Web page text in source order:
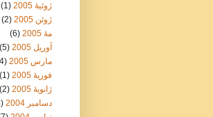
ژوئیهٔ 2005
(1)
ژوئن 2005
(2)
مهٔ 2005
(6)
آوریل 2005
(5)
مارس 2005
(4)
فوریهٔ 2005
(1)
ژانویهٔ 2005
(2)
دسامبر 2004
(3)